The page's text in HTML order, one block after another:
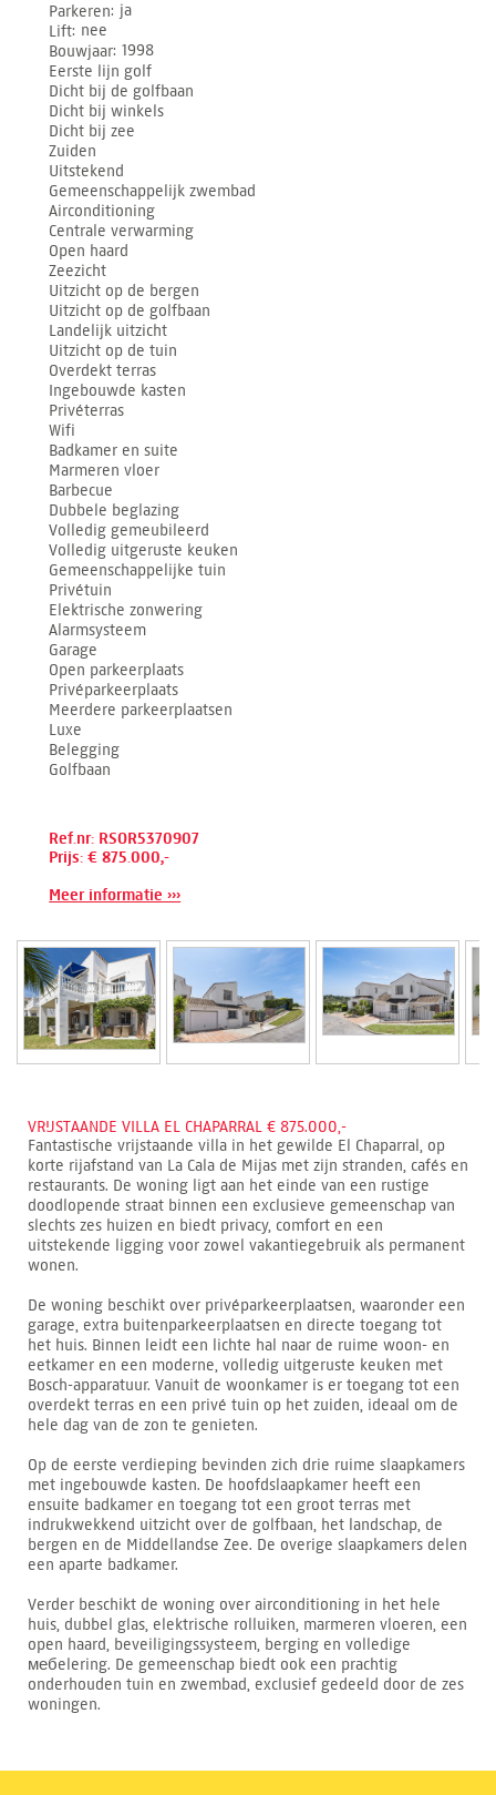
Parkeren ja
Lift nee
Bouwjaar 1998
Eerste lijn golf
Dicht bij de golfbaan
Dicht bij winkels
Dicht bij zee
Zuiden
Uitstekend
Gemeenschappelijk zwembad
Airconditioning
Centrale verwarming
Open haard
Zeezicht
Uitzicht op de bergen
Uitzicht op de golfbaan
Landelijk uitzicht
Uitzicht op de tuin
Overdekt terras
Ingebouwde kasten
Privéterras
Wifi
Badkamer en suite
Marmeren vloer
Barbecue
Dubbele beglazing
Volledig gemeubileerd
Volledig uitgeruste keuken
Gemeenschappelijke tuin
Privétuin
Elektrische zonwering
Alarmsysteem
Garage
Open parkeerplaats
Privéparkeerplaats
Meerdere parkeerplaatsen
Luxe
Belegging
Golfbaan
Ref.nr: RSOR5370907
Prijs: € 875.000,-
Meer informatie ›››
VRIJSTAANDE VILLA EL CHAPARRAL € 875.000,-
Fantastische vrijstaande villa in het gewilde El Chaparral, op
korte rijafstand van La Cala de Mijas met zijn stranden, cafés en
restaurants. De woning ligt aan het einde van een rustige
doodlopende straat binnen een exclusieve gemeenschap van
slechts zes huizen en biedt privacy, comfort en een
uitstekende ligging voor zowel vakantiegebruik als permanent
wonen.
De woning beschikt over privéparkeerplaatsen, waaronder een
garage, extra buitenparkeerplaatsen en directe toegang tot
het huis. Binnen leidt een lichte hal naar de ruime woon- en
eetkamer en een moderne, volledig uitgeruste keuken met
Bosch-apparatuur. Vanuit de woonkamer is er toegang tot een
overdekt terras en een privé tuin op het zuiden, ideaal om de
hele dag van de zon te genieten.
Op de eerste verdieping bevinden zich drie ruime slaapkamers
met ingebouwde kasten. De hoofdslaapkamer heeft een
ensuite badkamer en toegang tot een groot terras met
indrukwekkend uitzicht over de golfbaan, het landschap, de
bergen en de Middellandse Zee. De overige slaapkamers delen
een aparte badkamer.
Verder beschikt de woning over airconditioning in het hele
huis, dubbel glas, elektrische rolluiken, marmeren vloeren, een
open haard, beveiligingssysteem, berging en volledige
мебelering. De gemeenschap biedt ook een prachtig
onderhouden tuin en zwembad, exclusief gedeeld door de zes
woningen.